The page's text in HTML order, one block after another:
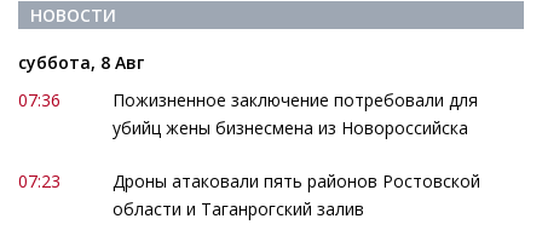
НОВОСТИ
суббота, 8 Авг
07:36
Пожизненное заключение потребовали для
убийц жены бизнесмена из Новороссийска
07:23
Дроны атаковали пять районов Ростовской
области и Таганрогский залив